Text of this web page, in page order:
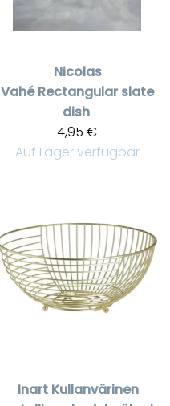
Nicolas
Vahé Rectangular slate
dish
4,95 €
Auf Lager verfügbar
Inart Kullanvärinen